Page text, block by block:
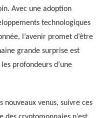
Avec une adoption
technologiques
l’avenir promet d’être
grande surprise est
profondeurs d’une
nouveaux venus, suivre ces